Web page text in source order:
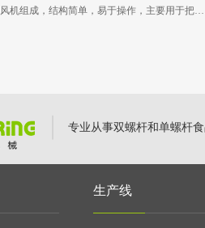
由输送机和风机组成，结构简单，易于操作，主要用于把产品进行风力冷却...
专业从事双螺杆和单螺杆
生产线